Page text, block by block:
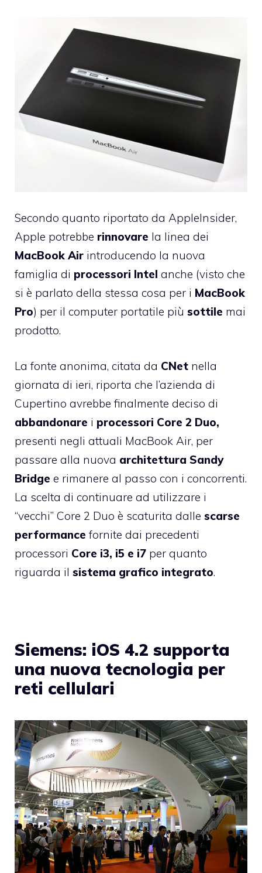
Secondo quanto riportato da AppleInsider,
Apple potrebbe rinnovare la linea dei
MacBook Air introducendo la nuova
famiglia di processori Intel anche (visto che
si è parlato della stessa cosa per i MacBook
Pro) per il computer portatile più sottile mai
prodotto.
La fonte anonima, citata da CNet nella
giornata di ieri, riporta che l’azienda di
Cupertino avrebbe finalmente deciso di
abbandonare i processori Core 2 Duo,
presenti negli attuali MacBook Air, per
passare alla nuova architettura Sandy
Bridge e rimanere al passo con i concorrenti.
La scelta di continuare ad utilizzare i
“vecchi” Core 2 Duo è scaturita dalle scarse
performance fornite dai precedenti
processori Core i3, i5 e i7 per quanto
riguarda il sistema grafico integrato.
Siemens: iOS 4.2 supporta
una nuova tecnologia per
reti cellulari